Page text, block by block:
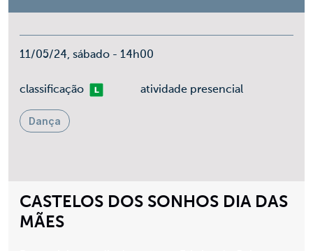
CASTELOS DOS SONHOS DIA DAS
MÃES
11/05/24, sábado - 14h00
classificaçãoLivre atividade presencial
Dança